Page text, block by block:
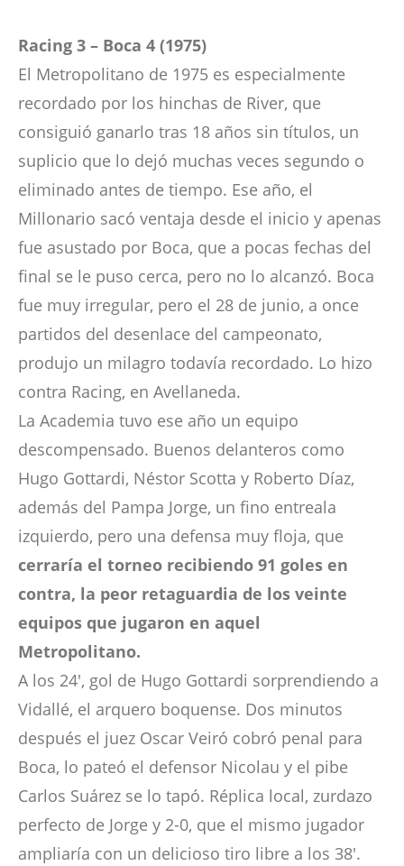
Racing 3 – Boca 4 (1975)
El Metropolitano de 1975 es especialmente
recordado por los hinchas de River, que
consiguió ganarlo tras 18 años sin títulos, un
suplicio que lo dejó muchas veces segundo o
eliminado antes de tiempo. Ese año, el
Millonario sacó ventaja desde el inicio y apenas
fue asustado por Boca, que a pocas fechas del
final se le puso cerca, pero no lo alcanzó. Boca
fue muy irregular, pero el 28 de junio, a once
partidos del desenlace del campeonato,
produjo un milagro todavía recordado. Lo hizo
contra Racing, en Avellaneda.
La Academia tuvo ese año un equipo
descompensado. Buenos delanteros como
Hugo Gottardi, Néstor Scotta y Roberto Díaz,
además del Pampa Jorge, un fino entreala
izquierdo, pero una defensa muy floja, que
cerraría el torneo recibiendo 91 goles en
contra, la peor retaguardia de los veinte
equipos que jugaron en aquel
Metropolitano.
A los 24′, gol de Hugo Gottardi sorprendiendo a
Vidallé, el arquero boquense. Dos minutos
después el juez Oscar Veiró cobró penal para
Boca, lo pateó el defensor Nicolau y el pibe
Carlos Suárez se lo tapó. Réplica local, zurdazo
perfecto de Jorge y 2-0, que el mismo jugador
ampliaría con un delicioso tiro libre a los 38′.